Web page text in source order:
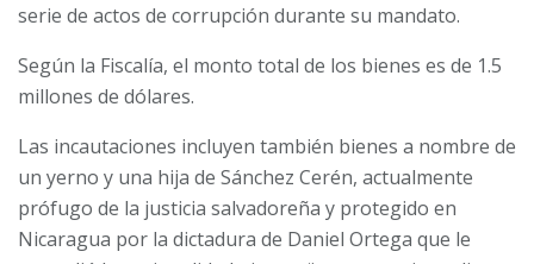
serie de actos de corrupción durante su mandato.
Según la Fiscalía, el monto total de los bienes es de 1.5
millones de dólares.
Las incautaciones incluyen también bienes a nombre de
un yerno y una hija de Sánchez Cerén, actualmente
prófugo de la justicia salvadoreña y protegido en
Nicaragua por la dictadura de Daniel Ortega que le